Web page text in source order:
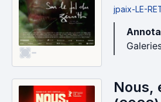
-
jpaix-LE-
Nous,